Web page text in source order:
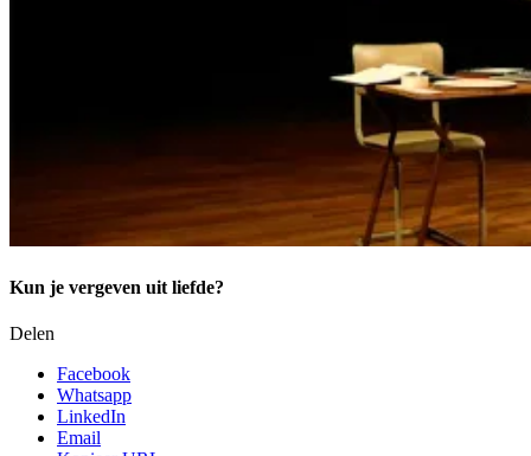
Kun je vergeven uit liefde?
Delen
Facebook
Whatsapp
LinkedIn
Email